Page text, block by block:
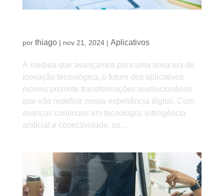
por thiago| nov 21, 2024| Aplicativos
À medida que avançamos para uma nova era de
inovação tecnológica, o futuro dos aplicativos
móveis promete transformações revolucionárias
que irão redefinir nossa experiência digital. Com
avanços contínuos em tecnologia, inteligência
artificial e conectividade, os...